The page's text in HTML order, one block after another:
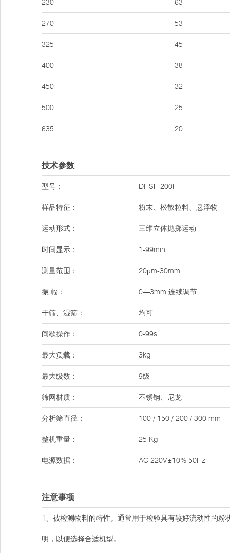
230 63
270 53
325 45
400 38
450 32
500 25
635 20
技术参数
型号： DHSF-200H
样品特征： 粉末、松散粒料、悬浮物
运动形式： 三维立体抛掷运动
时间显示： 1-99min
测量范围： 20μm-30mm
振 幅： 0—3mm 连续调节
干筛、湿筛： 均可
间歇操作： 0-99s
最大负载： 3kg
最大级数： 9级
筛网材质： 不锈钢、尼龙
分析筛直径： 100 / 150 / 200 / 300 mm
整机重量： 25 Kg
电源数据： AC 220V±10% 50Hz
注意事项
1、被检测物料的特性。通常用于检验具有较好流动性的
明，以便选择合适机型。